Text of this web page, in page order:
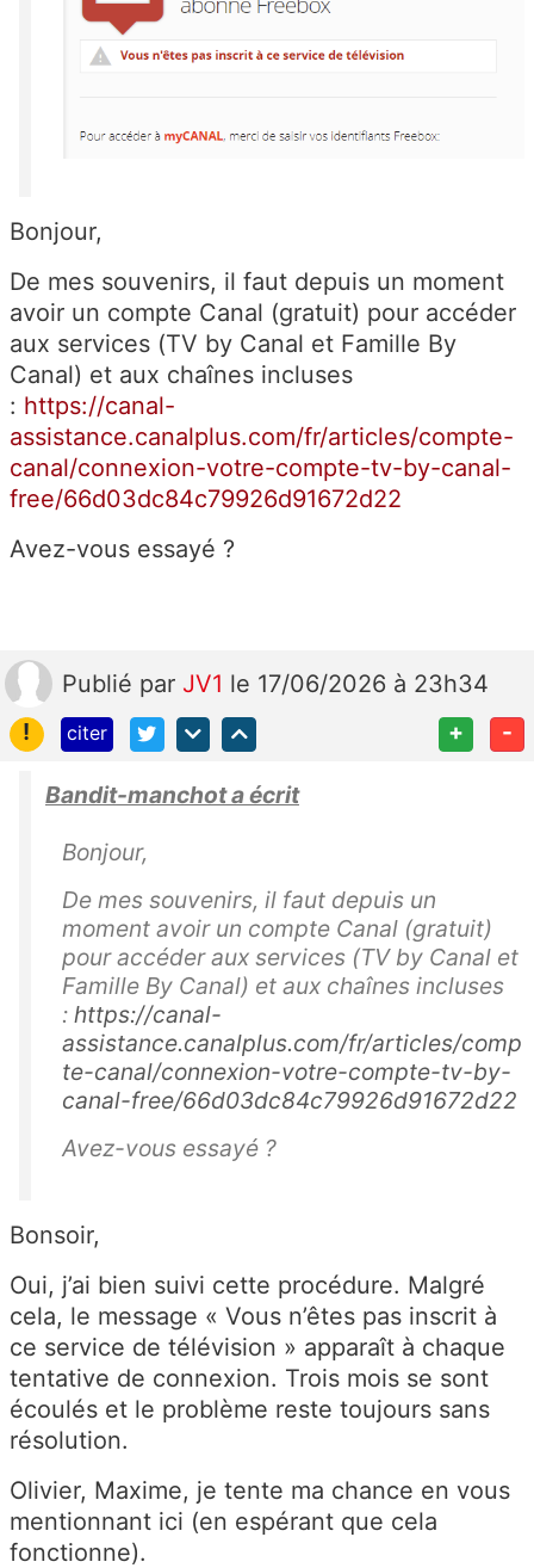
Bonjour,
De mes souvenirs, il faut depuis un moment
avoir un compte Canal (gratuit) pour accéder
aux services (TV by Canal et Famille By
Canal) et aux chaînes incluses
: https://canal-
assistance.canalplus.com/fr/articles/compte-
canal/connexion-votre-compte-tv-by-canal-
free/66d03dc84c79926d91672d22
Avez-vous essayé ?
Publié par JV1 le 17/06/2026 à 23h34
!
citer + -
Bandit-manchot a écrit
Bonjour,
De mes souvenirs, il faut depuis un
moment avoir un compte Canal (gratuit)
pour accéder aux services (TV by Canal et
Famille By Canal) et aux chaînes incluses
: https://canal-
assistance.canalplus.com/fr/articles/comp
te-canal/connexion-votre-compte-tv-by-
canal-free/66d03dc84c79926d91672d22
Avez-vous essayé ?
Bonsoir,
Oui, j’ai bien suivi cette procédure. Malgré
cela, le message « Vous n’êtes pas inscrit à
ce service de télévision » apparaît à chaque
tentative de connexion. Trois mois se sont
écoulés et le problème reste toujours sans
résolution.
Olivier, Maxime, je tente ma chance en vous
mentionnant ici (en espérant que cela
fonctionne).